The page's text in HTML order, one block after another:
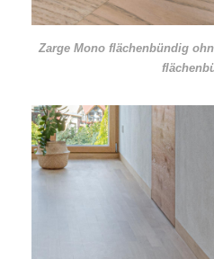
Zarge Mono flächenbündig